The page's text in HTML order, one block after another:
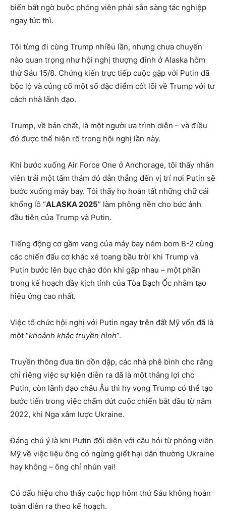
biến bất ngờ buộc phóng viên phải sẵn sàng tác nghiệp
ngay tức thì.
Tôi từng đi cùng Trump nhiều lần, nhưng chưa chuyến
nào quan trọng như hội nghị thượng đỉnh ở Alaska hôm
thứ Sáu 15/8. Chứng kiến trực tiếp cuộc gặp với Putin đã
bộc lộ và củng cố một số đặc điểm cốt lõi về Trump với tư
cách nhà lãnh đạo.
Trump, về bản chất, là một người ưa trình diễn – và điều
đó được thể hiện rõ trong hội nghị lần này.
Khi bước xuống Air Force One ở Anchorage, tôi thấy nhân
viên trải một tấm thảm đỏ dẫn thẳng đến vị trí nơi Putin sẽ
bước xuống máy bay. Tôi thấy họ hoàn tất những chữ cái
khổng lồ “ALASKA 2025” làm phông nền cho bức ảnh
đầu tiên của Trump và Putin.
Tiếng động cơ gầm vang của máy bay ném bom B-2 cùng
các chiến đấu cơ khác xé toang bầu trời khi Trump và
Putin bước lên bục chào đón khi gặp nhau – một phần
trong kế hoạch đầy kịch tính của Tòa Bạch Ốc nhằm tạo
hiệu ứng cao nhất.
Việc tổ chức hội nghị với Putin ngay trên đất Mỹ vốn đã là
một “khoảnh khắc truyền hình”.
Truyền thông đưa tin dồn dập, các nhà phê bình cho rằng
chỉ riêng việc sự kiện diễn ra đã là một thắng lợi cho
Putin, còn lãnh đạo châu Âu thì hy vọng Trump có thể tạo
bước tiến trong việc chấm dứt cuộc chiến bắt đầu từ năm
2022, khi Nga xâm lược Ukraine.
Đáng chú ý là khi Putin đối diện với câu hỏi từ phóng viên
Mỹ về việc liệu ông có ngừng giết hại dân thường Ukraine
hay không – ông chỉ nhún vai!
Có dấu hiệu cho thấy cuộc họp hôm thứ Sáu không hoàn
toàn diễn ra theo kế hoạch.